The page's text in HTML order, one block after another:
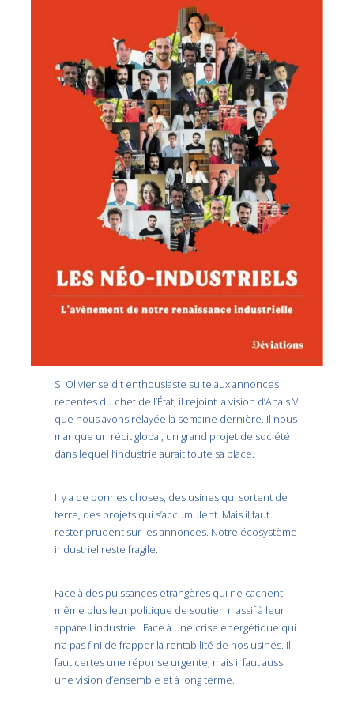
Si Olivier se dit enthousiaste suite aux annonces
récentes du chef de l’État, il rejoint la vision d’Anais V
que nous avons relayée la semaine dernière. Il nous
manque un récit global, un grand projet de société
dans lequel l’industrie aurait toute sa place.
Il y a de bonnes choses, des usines qui sortent de
terre, des projets qui s’accumulent. Mais il faut
rester prudent sur les annonces. Notre écosystème
industriel reste fragile.
Face à des puissances étrangères qui ne cachent
même plus leur politique de soutien massif à leur
appareil industriel. Face à une crise énergétique qui
n’a pas fini de frapper la rentabilité de nos usines. Il
faut certes une réponse urgente, mais il faut aussi
une vision d’ensemble et à long terme.